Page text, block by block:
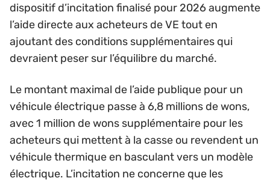
dispositif d’incitation finalisé pour 2026 augmente
l’aide directe aux acheteurs de VE tout en
ajoutant des conditions supplémentaires qui
devraient peser sur l’équilibre du marché.
Le montant maximal de l’aide publique pour un
véhicule électrique passe à 6,8 millions de wons,
avec 1 million de wons supplémentaire pour les
acheteurs qui mettent à la casse ou revendent un
véhicule thermique en basculant vers un modèle
électrique. L’incitation ne concerne que les